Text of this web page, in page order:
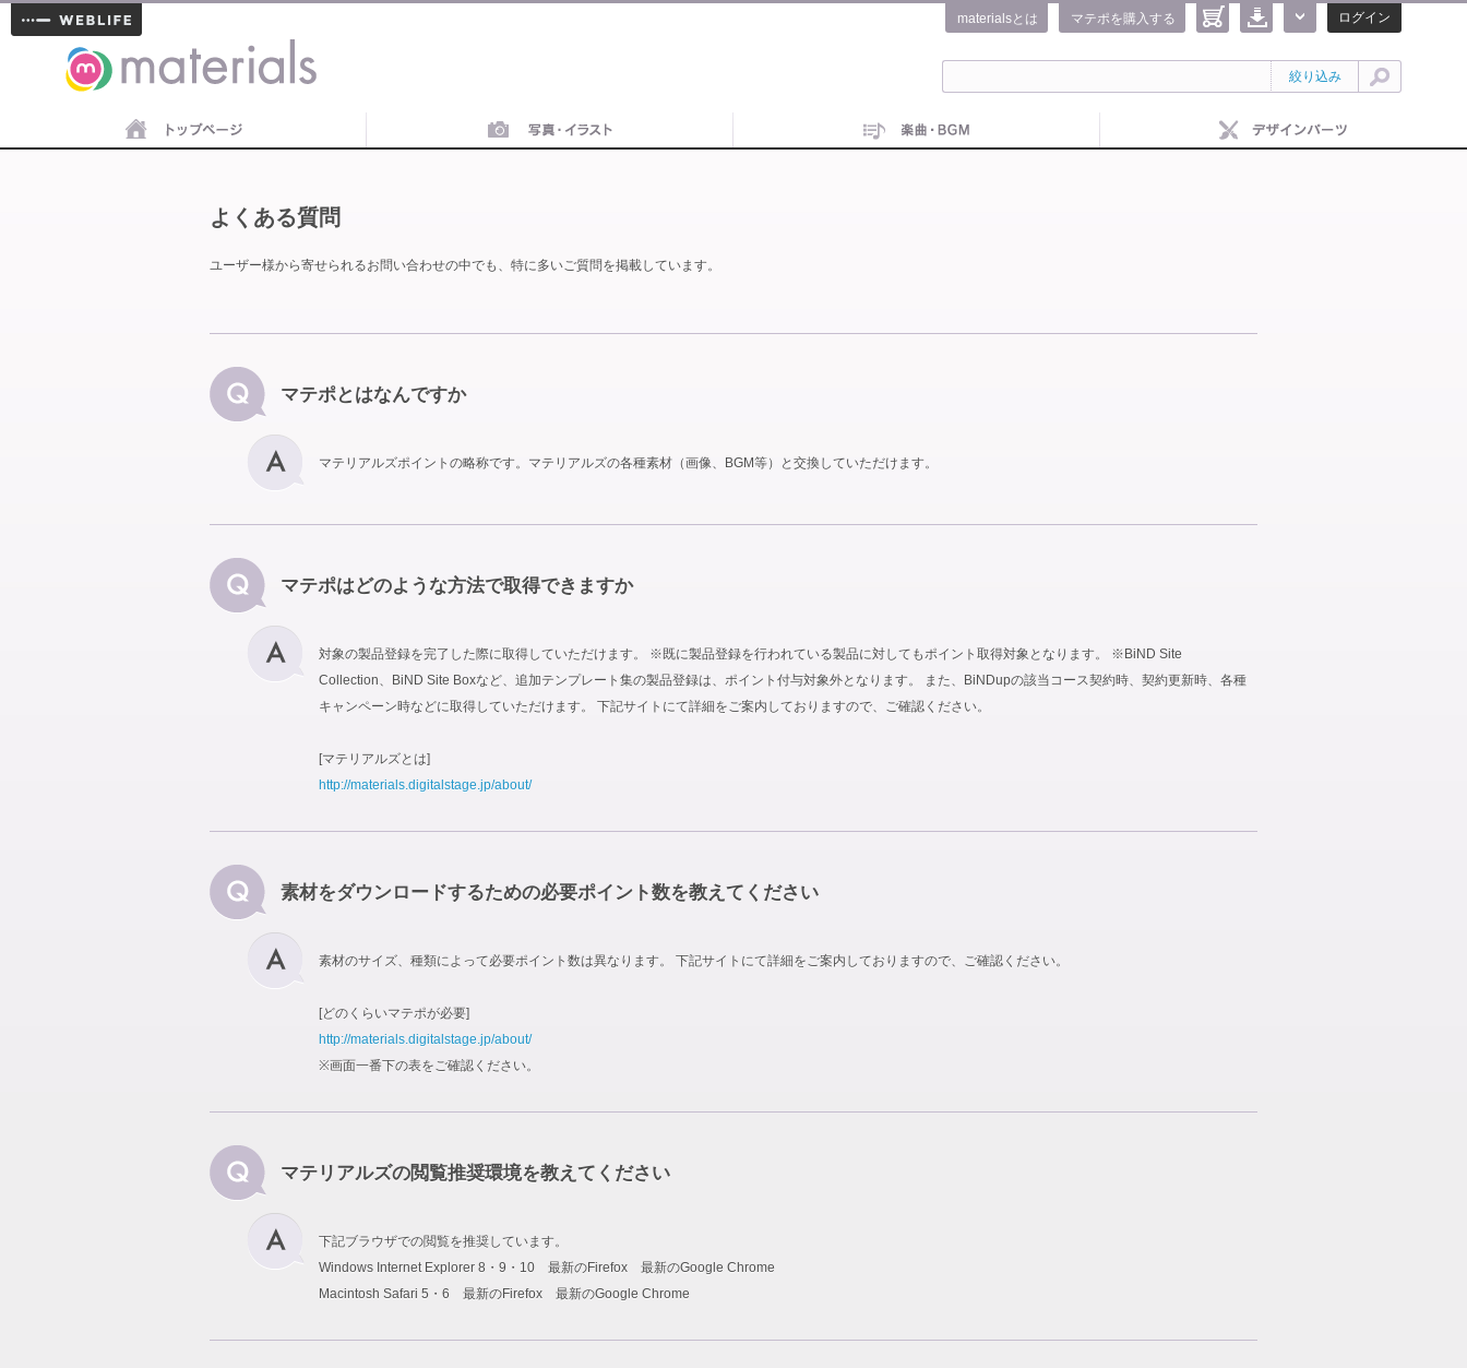
materials
ログイン
マテポを購入する
materialsとは
絞り込み
よくある質問
ユーザー様から寄せられるお問い合わせの中でも、特に多いご質問を掲載しています。
マテポとはなんですか
マテリアルズポイントの略称です。マテリアルズの各種素材（画像、BGM等）と交換していただけます。
マテポはどのような方法で取得できますか
対象の製品登録を完了した際に取得していただけます。 ※既に製品登録を行われている製品に対してもポイント取得対象となります。 ※BiND Site
Collection、BiND Site Boxなど、追加テンプレート集の製品登録は、ポイント付与対象外となります。 また、BiNDupの該当コース契約時、契約更新時、各種
キャンペーン時などに取得していただけます。 下記サイトにて詳細をご案内しておりますので、ご確認ください。
[マテリアルズとは]
http://materials.digitalstage.jp/about/
素材をダウンロードするための必要ポイント数を教えてください
素材のサイズ、種類によって必要ポイント数は異なります。 下記サイトにて詳細をご案内しておりますので、ご確認ください。
[どのくらいマテポが必要]
http://materials.digitalstage.jp/about/
※画面一番下の表をご確認ください。
マテリアルズの閲覧推奨環境を教えてください
下記ブラウザでの閲覧を推奨しています。
Windows Internet Explorer 8・9・10 最新のFirefox 最新のGoogle Chrome
Macintosh Safari 5・6 最新のFirefox 最新のGoogle Chrome